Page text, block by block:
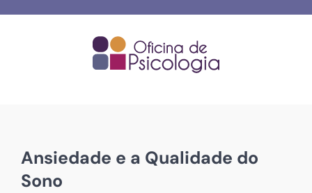
Ansiedade e a Qualidade do
Sono